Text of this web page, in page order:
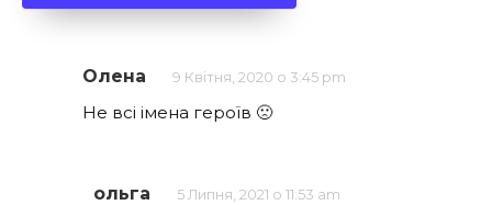
Олена 9 Квітня, 2020 о 3:45 pm
Не всі імена героїв 🙁
ольга 5 Липня, 2021 о 11:53 am